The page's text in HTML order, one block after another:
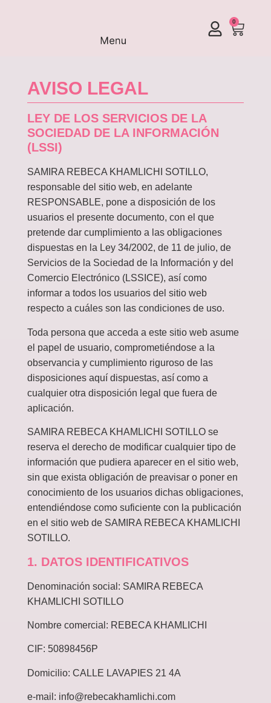
0
AVISO LEGAL
LEY DE LOS SERVICIOS DE LA
SOCIEDAD DE LA INFORMACIÓN
(LSSI)
SAMIRA REBECA KHAMLICHI SOTILLO,
responsable del sitio web, en adelante
RESPONSABLE, pone a disposición de los
usuarios el presente documento, con el que
pretende dar cumplimiento a las obligaciones
dispuestas en la Ley 34/2002, de 11 de julio, de
Servicios de la Sociedad de la Información y del
Comercio Electrónico (LSSICE), así como
informar a todos los usuarios del sitio web
respecto a cuáles son las condiciones de uso.
Toda persona que acceda a este sitio web asume
el papel de usuario, comprometiéndose a la
observancia y cumplimiento riguroso de las
disposiciones aquí dispuestas, así como a
cualquier otra disposición legal que fuera de
aplicación.
SAMIRA REBECA KHAMLICHI SOTILLO se
reserva el derecho de modificar cualquier tipo de
información que pudiera aparecer en el sitio web,
sin que exista obligación de preavisar o poner en
conocimiento de los usuarios dichas obligaciones,
entendiéndose como suficiente con la publicación
en el sitio web de SAMIRA REBECA KHAMLICHI
SOTILLO.
1. DATOS IDENTIFICATIVOS
Denominación social: SAMIRA REBECA
KHAMLICHI SOTILLO
Nombre comercial: REBECA KHAMLICHI
CIF: 50898456P
Domicilio: CALLE LAVAPIES 21 4A
e-mail: info@rebecakhamlichi.com